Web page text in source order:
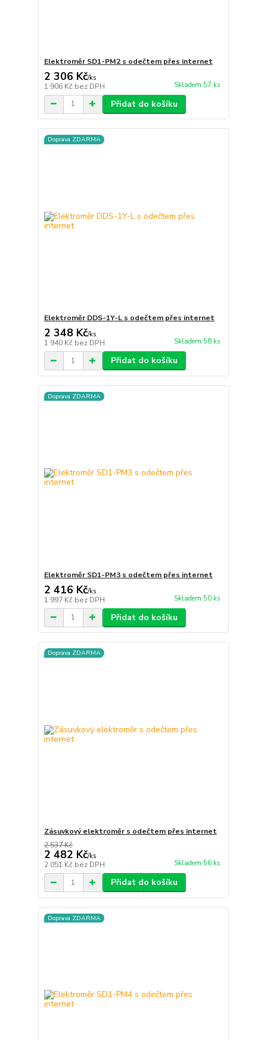
Elektroměr SD1-PM2 s odečtem přes internet
2 306 Kč/ks
1 906 Kč bez DPH Skladem 57 ks
Přidat do košíku
Doprava ZDARMA
Elektroměr DDS-1Y-L s odečtem přes internet
2 348 Kč/ks
1 940 Kč bez DPH Skladem 58 ks
Přidat do košíku
Doprava ZDARMA
Elektroměr SD1-PM3 s odečtem přes internet
2 416 Kč/ks
1 997 Kč bez DPH Skladem 50 ks
Přidat do košíku
Doprava ZDARMA
Zásuvkový elektroměr s odečtem přes internet
2 537 Kč
2 482 Kč/ks
2 051 Kč bez DPH Skladem 56 ks
Přidat do košíku
Doprava ZDARMA